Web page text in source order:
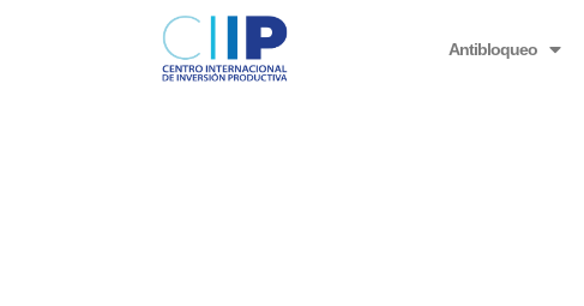
Antibloqueo